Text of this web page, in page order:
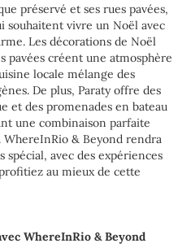
préservé et ses rues pavées,
souhaitent vivre un Noël avec
Les décorations de Noël
pavées créent une atmosphère
locale mélange des
De plus, Paraty offre des
et des promenades en bateau
une combinaison parfaite
& Beyond rendra
spécial, avec des expériences
au mieux de cette
WhereInRio & Beyond